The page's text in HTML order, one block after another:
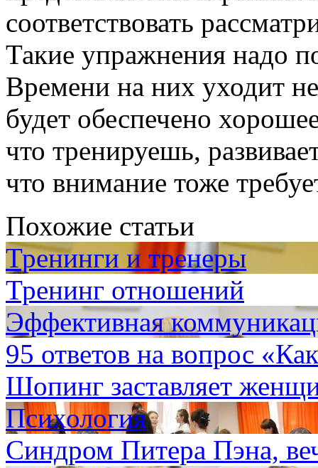
соответствовать
Такие упражнения надо
Времени на них уходит
будет обеспечено
что тренируешь,
что внимание тоже
Похожие статьи
Тренинги и тренеры
Тренинг отношений
Эффективная
95 ответов на вопрос
Шопинг заставляет
Психология
Синдром Питера Пэна,